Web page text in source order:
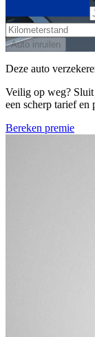
Auto inruilen
Deze auto
Veilig op weg?
een scherp tarief
Bereken premie